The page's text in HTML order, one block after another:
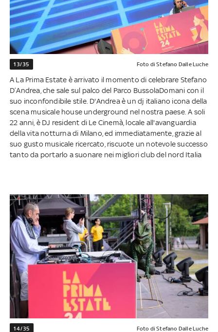
13/35 Foto di Stefano Dalle Luche
A La Prima Estate è arrivato il momento di celebrare Stefano
D’Andrea, che sale sul palco del Parco BussolaDomani con il
suo inconfondibile stile. D'Andrea è un dj italiano icona della
scena musicale house underground nel nostra paese. A soli
22 anni, è DJ resident di Le Cinemà, locale all'avanguardia
della vita notturna di Milano, ed immediatamente, grazie al
suo gusto musicale ricercato, riscuote un notevole successo
tanto da portarlo a suonare nei migliori club del nord Italia
14/35 Foto di Stefano Dalle Luche